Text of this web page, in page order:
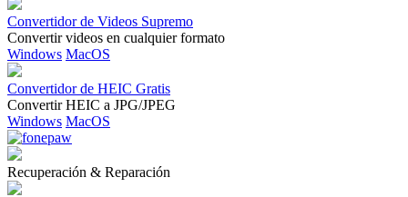
Convertidor de Videos Supremo
Convertir videos en cualquier formato
Windows MacOS
Convertidor de HEIC Gratis
Convertir HEIC a JPG/JPEG
Windows MacOS
Recuperación & Reparación